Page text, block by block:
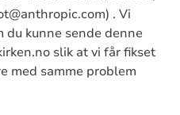
. Vi
du kunne sende denne
slik at vi får fikset
med samme problem